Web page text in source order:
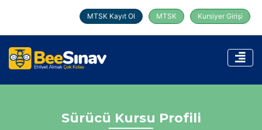
MTSK Kayıt Ol MTSK Kursiyer Girişi
Sürücü Kursu Profili